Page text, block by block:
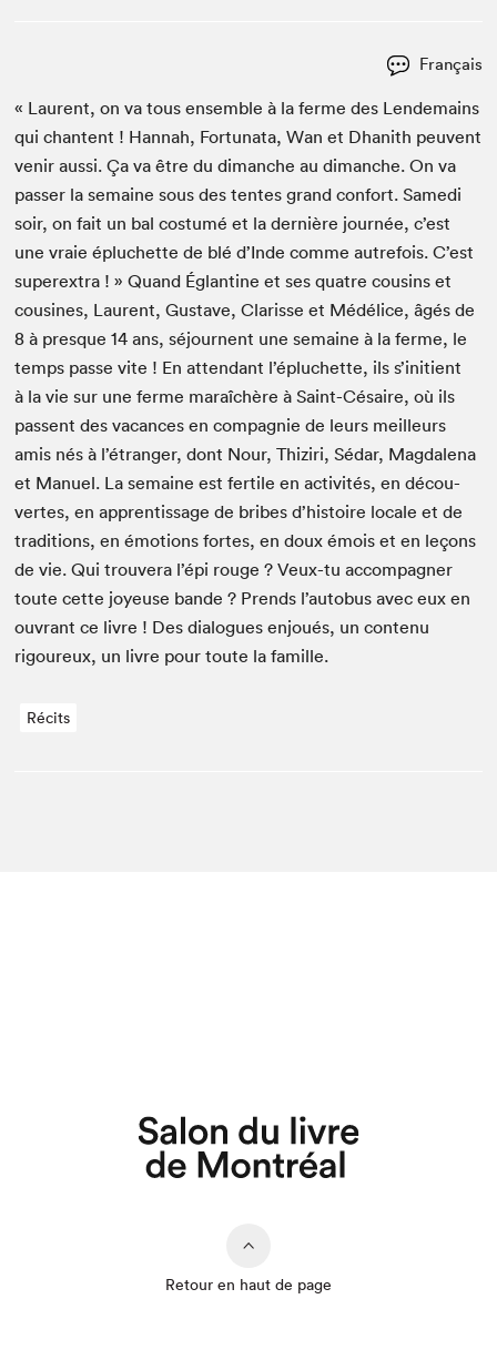
Français
« Lau­rent, on va tous ensem­ble à la ferme des Lende­mains
qui chantent ! Han­nah, For­tu­na­ta, Wan et Dhanith peu­vent
venir aus­si. Ça va être du dimanche au dimanche. On va
pass­er la semaine sous des tentes grand con­fort. Same­di
soir, on fait un bal cos­tumé et la dernière journée, c’est
une vraie épluchette de blé d’Inde comme autre­fois. C’est
super­ex­tra ! » Quand Églan­tine et ses qua­tre cousins et
cousines, Lau­rent, Gus­tave, Clarisse et Médélice, âgés de
8 à presque14 ans, séjour­nent une semaine à la ferme, le
temps passe vite ! En atten­dant l’épluchette, ils s’initient
à la vie sur une ferme maraîchère à Saint-Césaire, où ils
passent des vacances en com­pag­nie de leurs meilleurs
amis nés à l’étranger, dont Nour, Thiziri, Sédar, Mag­dale­na
et Manuel. La semaine est fer­tile en activ­ités, en décou­
vertes, en appren­tis­sage de bribes d’histoire locale et de
tra­di­tions, en émo­tions fortes, en doux émois et en leçons
de vie. Qui trou­vera l’épi rouge ? Veux-tu accom­pa­g­n­er
toute cette joyeuse bande ? Prends l’autobus avec eux en
ouvrant ce livre ! Des dia­logues enjoués, un con­tenu
rigoureux, un livre pour toute la famille.
Récits
Retour en haut de page